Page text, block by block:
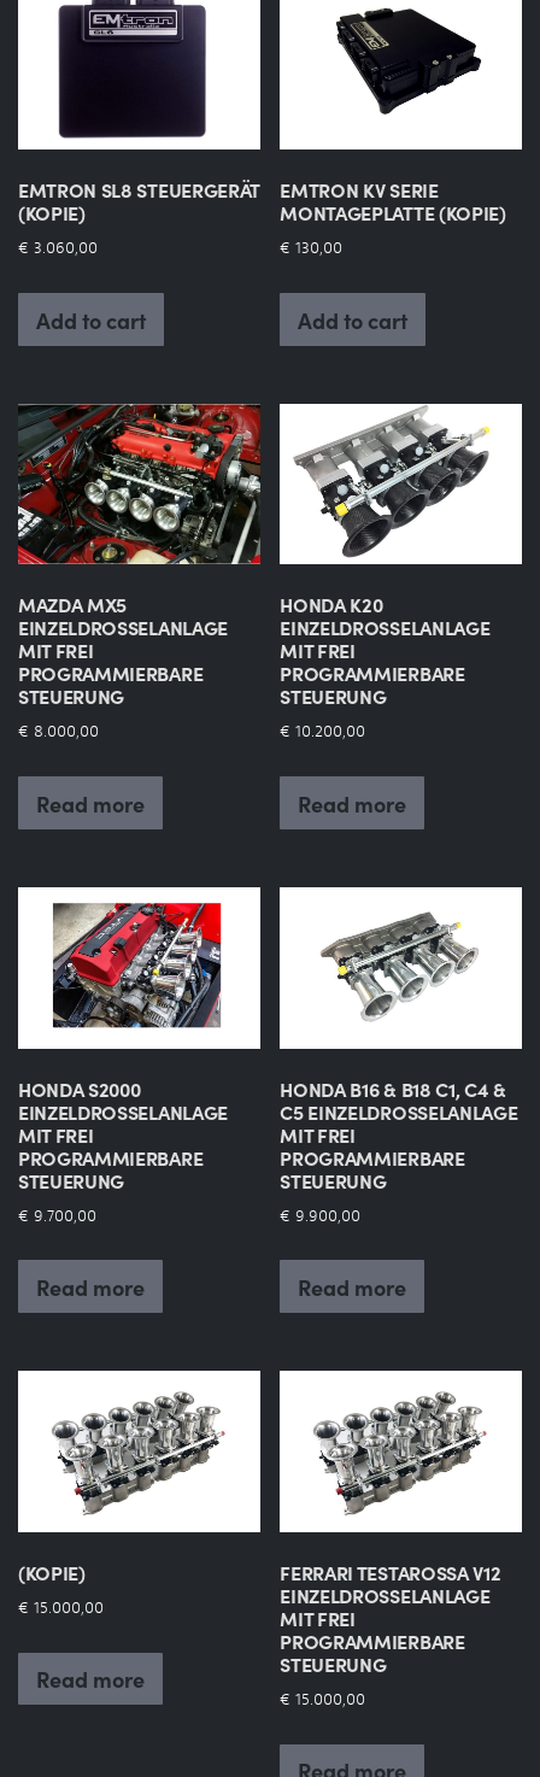
EMTRON SL8 STEUERGERÄT
(KOPIE)
€ 3.060,00
Add to cart
EMTRON KV SERIE
MONTAGEPLATTE (KOPIE)
€ 130,00
Add to cart
MAZDA MX5
EINZELDROSSELANLAGE
MIT FREI
PROGRAMMIERBARE
STEUERUNG
€ 8.000,00
Read more
HONDA K20
EINZELDROSSELANLAGE
MIT FREI
PROGRAMMIERBARE
STEUERUNG
€ 10.200,00
Read more
HONDA S2000
EINZELDROSSELANLAGE
MIT FREI
PROGRAMMIERBARE
STEUERUNG
€ 9.700,00
Read more
HONDA B16 & B18 C1, C4 &
C5 EINZELDROSSELANLAGE
MIT FREI
PROGRAMMIERBARE
STEUERUNG
€ 9.900,00
Read more
(KOPIE)
€ 15.000,00
Read more
FERRARI TESTAROSSA V12
EINZELDROSSELANLAGE
MIT FREI
PROGRAMMIERBARE
STEUERUNG
€ 15.000,00
Read more